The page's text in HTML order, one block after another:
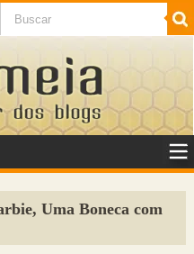
SaÃºde
Uma Boneca com